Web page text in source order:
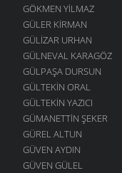
GÖKMEN YILMAZ
GÜLER KIRMAN
GÜLIZAR URHAN
GÜLNEVAL KARAGÖZ
GÜLPAŞA DURSUN
GÜLTEKIN ORAL
GÜLTEKIN YAZICI
GÜMANETTIN ŞEKER
GÜREL ALTUN
GÜVEN AYDIN
GÜVEN GÜLEL